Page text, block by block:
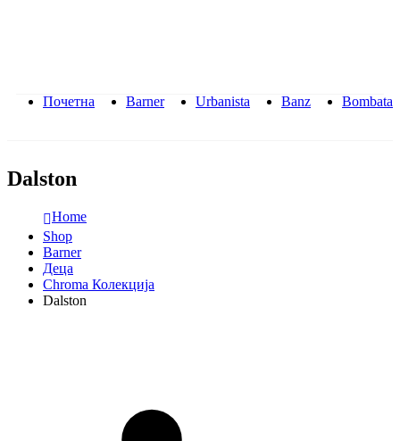
Почетна Barner Urbanista Banz Bombata
Dalston
Home
Shop
Barner
Деца
Chroma Колекција
Dalston